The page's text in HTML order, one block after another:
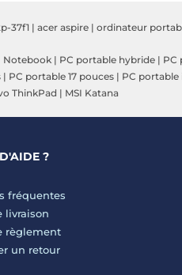
37f1 | acer aspire | ordinateur
Notebook | PC portable hybride | PC
| PC portable 17 pouces | PC portable
ThinkPad | MSI Katana
?
fréquentes
livraison
règlement
un retour